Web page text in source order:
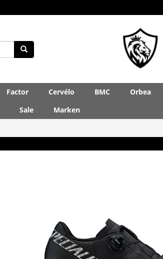
Factor Cervélo BMC Orbea
Sale
Marken